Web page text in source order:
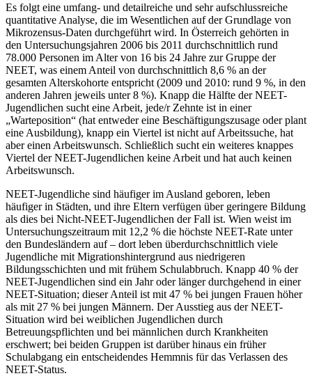
Es folgt eine umfang- und detailreiche und sehr aufschlussreiche
quantitative Analyse, die im Wesentlichen auf der Grundlage von
Mikrozensus-Daten durchgeführt wird. In Österreich gehörten in
den Untersuchungsjahren 2006 bis 2011 durchschnittlich rund
78.000 Personen im Alter von 16 bis 24 Jahre zur Gruppe der
NEET, was einem Anteil von durchschnittlich 8,6 % an der
gesamten Alterskohorte entspricht (2009 und 2010: rund 9 %, in den
anderen Jahren jeweils unter 8 %). Knapp die Hälfte der NEET-
Jugendlichen sucht eine Arbeit, jede/r Zehnte ist in einer
„Warteposition“ (hat entweder eine Beschäftigungszusage oder plant
eine Ausbildung), knapp ein Viertel ist nicht auf Arbeitssuche, hat
aber einen Arbeitswunsch. Schließlich sucht ein weiteres knappes
Viertel der NEET-Jugendlichen keine Arbeit und hat auch keinen
Arbeitswunsch.
NEET-Jugendliche sind häufiger im Ausland geboren, leben
häufiger in Städten, und ihre Eltern verfügen über geringere Bildung
als dies bei Nicht-NEET-Jugendlichen der Fall ist. Wien weist im
Untersuchungszeitraum mit 12,2 % die höchste NEET-Rate unter
den Bundesländern auf – dort leben überdurchschnittlich viele
Jugendliche mit Migrationshintergrund aus niedrigeren
Bildungsschichten und mit frühem Schulabbruch. Knapp 40 % der
NEET-Jugendlichen sind ein Jahr oder länger durchgehend in einer
NEET-Situation; dieser Anteil ist mit 47 % bei jungen Frauen höher
als mit 27 % bei jungen Männern. Der Ausstieg aus der NEET-
Situation wird bei weiblichen Jugendlichen durch
Betreuungspflichten und bei männlichen durch Krankheiten
erschwert; bei beiden Gruppen ist darüber hinaus ein früher
Schulabgang ein entscheidendes Hemmnis für das Verlassen des
NEET-Status.